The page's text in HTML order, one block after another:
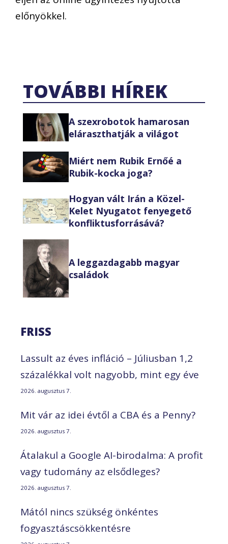
előnyökkel.
TOVÁBBI HÍREK
A szexrobotok hamarosan
eláraszthatják a világot
Miért nem Rubik Ernőé a
Rubik-kocka joga?
Hogyan vált Irán a Közel-
Kelet Nyugatot fenyegető
konfliktusforrásává?
A leggazdagabb magyar
családok
FRISS
Lassult az éves infláció – Júliusban 1,2
százalékkal volt nagyobb, mint egy éve
2026. augusztus 7.
Mit vár az idei évtől a CBA és a Penny?
2026. augusztus 7.
Átalakul a Google AI-birodalma: A profit
vagy tudomány az elsődleges?
2026. augusztus 7.
Mától nincs szükség önkéntes
fogyasztáscsökkentésre